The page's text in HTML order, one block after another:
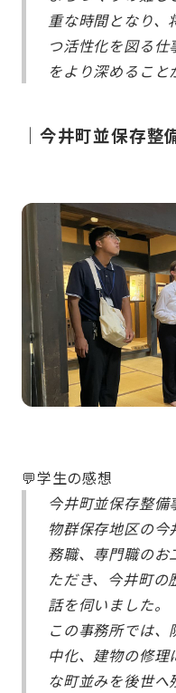
重な時間となり、
つ活性化を図る
をより深めること
｜今井町並保存整
💬学生の感想
今井町並保存整
物群保存地区の今
務職、専門職のお
ただき、今井町
話を伺いました。
この事務所では
中化、建物の修
な町並みを後世